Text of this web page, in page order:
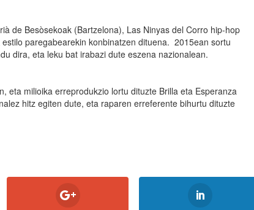
de Besòsekoak (Bartzelona), Las Ninyas del Corro hip-hop
paregabearekin konbinatzen dituena. 2015ean sortu
dira, eta leku bat irabazi dute eszena nazionalean.
eta milioika erreprodukzio lortu dituzte Brilla eta Esperanza
hitz egiten dute, eta raparen erreferente bihurtu dituzte